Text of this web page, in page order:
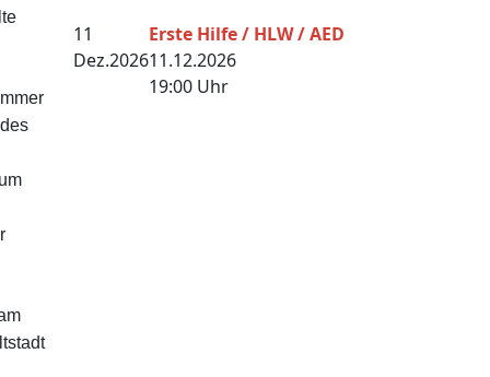
11
Dez.2026
Erste Hilfe / HLW / AED
11.12.2026
19:00 Uhr